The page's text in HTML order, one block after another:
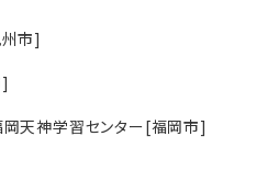
市]
岡天神学習センター[福岡市]